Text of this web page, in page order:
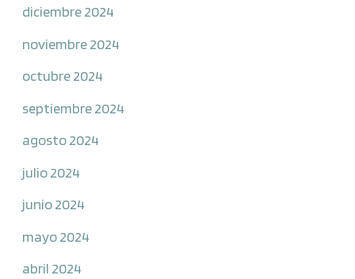
diciembre 2024
noviembre 2024
octubre 2024
septiembre 2024
agosto 2024
julio 2024
junio 2024
mayo 2024
abril 2024